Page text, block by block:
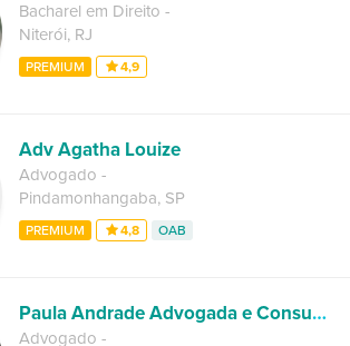
Bacharel em Direito -
Niterói, RJ
PREMIUM 4,9
Adv Agatha Louize
Advogado -
Pindamonhangaba, SP
PREMIUM 4,8 OAB
Paula Andrade Advogada e Consultora Jurídica
Advogado -